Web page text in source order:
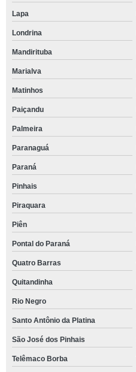
Lapa
Londrina
Mandirituba
Marialva
Matinhos
Paiçandu
Palmeira
Paranaguá
Paraná
Pinhais
Piraquara
Piên
Pontal do Paraná
Quatro Barras
Quitandinha
Rio Negro
Santo Antônio da Platina
São José dos Pinhais
Telêmaco Borba